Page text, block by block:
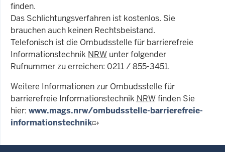
finden.
Das Schlichtungsverfahren ist kostenlos. Sie
brauchen auch keinen Rechtsbeistand.
Telefonisch ist die Ombudsstelle für barrierefreie
Informationstechnik NRW unter folgender
Rufnummer zu erreichen: 0211 / 855-3451.
Weitere Informationen zur Ombudsstelle für
barrierefreie Informationstechnik NRWfinden Sie
hier: www.mags.nrw/ombudsstelle-barrierefreie-
informationstechnik